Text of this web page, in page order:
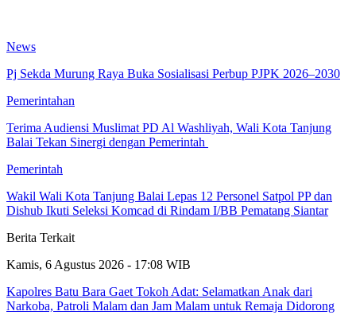
News
Pj Sekda Murung Raya Buka Sosialisasi Perbup PJPK 2026–2030
Pemerintahan
Terima Audiensi Muslimat PD Al Washliyah, Wali Kota Tanjung
Balai Tekan Sinergi dengan Pemerintah
Pemerintah
Wakil Wali Kota Tanjung Balai Lepas 12 Personel Satpol PP dan
Dishub Ikuti Seleksi Komcad di Rindam I/BB Pematang Siantar
Berita Terkait
Kamis, 6 Agustus 2026 - 17:08 WIB
Kapolres Batu Bara Gaet Tokoh Adat: Selamatkan Anak dari
Narkoba, Patroli Malam dan Jam Malam untuk Remaja Didorong